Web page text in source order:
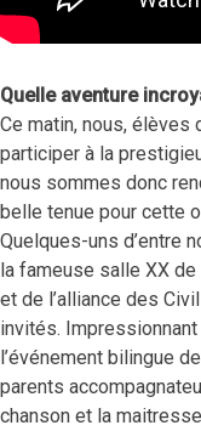
Quelle aventure
Ce matin, nous, élèves
participer à la
nous sommes donc
belle tenue pour cette
Quelques-uns d’entre
la fameuse salle XX de
et de l’alliance des
invités.
l’événement bilingue
parents
chanson et la